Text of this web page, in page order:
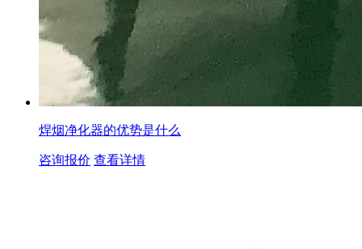
焊烟净化器的优势是什么
咨询报价 查看详情